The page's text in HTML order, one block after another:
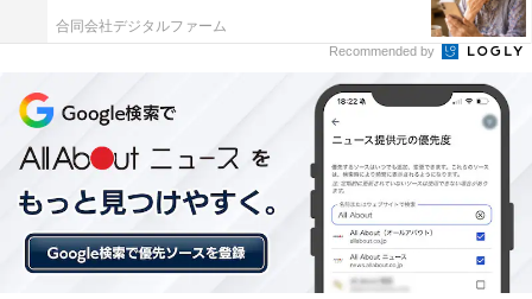
合同会社デジタルファーム
Recommended by